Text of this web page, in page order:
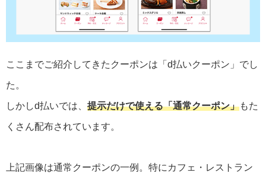
ここまでご紹介してきたクーポンは「d払いクーポン」でし
た。
しかしd払いでは、 提示だけで使える「通常クーポン」もた
くさん配布されています。
上記画像は通常クーポンの一例。特にカフェ・レストラン